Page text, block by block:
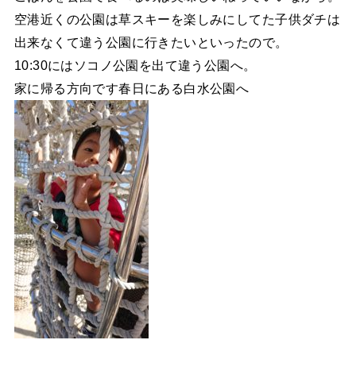
空港近くの公園は草スキーを楽しみにしてた子供ダチは
出来なくて違う公園に行きたいといったので。
10:30にはソコノ公園を出て違う公園へ。
家に帰る方向です春日にある白水公園へ